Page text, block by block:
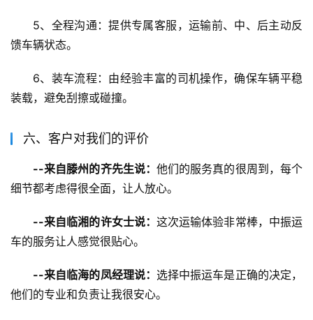
5、全程沟通：提供专属客服，运输前、中、后主动反
馈车辆状态。
6、装车流程：由经验丰富的司机操作，确保车辆平稳
装载，避免刮擦或碰撞。
六、客户对我们的评价
--来自滕州的齐先生说： 他们的服务真的很周到，每个
细节都考虑得很全面，让人放心。
--来自临湘的许女士说： 这次运输体验非常棒，中振运
车的服务让人感觉很贴心。
--来自临海的凤经理说： 选择中振运车是正确的决定，
他们的专业和负责让我很安心。